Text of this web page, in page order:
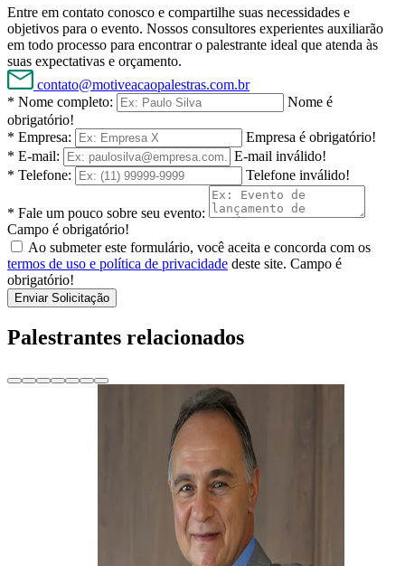
Entre em contato conosco e compartilhe suas necessidades e
objetivos para o evento. Nossos consultores experientes auxiliarão
em todo processo para encontrar o palestrante ideal que atenda às
suas expectativas e orçamento.
contato@motiveacaopalestras.com.br
* Nome completo:
Nome é
obrigatório!
* Empresa:
Empresa é obrigatório!
* E-mail:
E-mail inválido!
* Telefone:
Telefone inválido!
* Fale um pouco sobre seu evento:
Campo é obrigatório!
Ao submeter este formulário, você aceita e concorda com os
termos de uso e política de privacidade deste site. Campo é
obrigatório!
Enviar Solicitação
Palestrantes relacionados